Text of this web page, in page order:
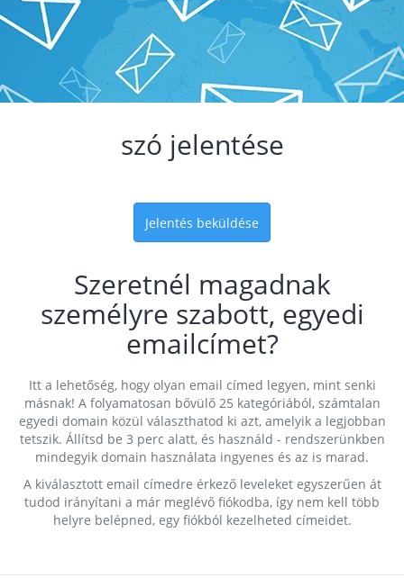
szó jelentése
Jelentés beküldése
Szeretnél magadnak
személyre szabott, egyedi
emailcímet?
Itt a lehetőség, hogy olyan email címed legyen, mint senki
másnak! A folyamatosan bővülő 25 kategóriából, számtalan
egyedi domain közül választhatod ki azt, amelyik a legjobban
tetszik. Állítsd be 3 perc alatt, és használd - rendszerünkben
mindegyik domain használata ingyenes és az is marad.
A kiválasztott email címedre érkező leveleket egyszerűen át
tudod irányítani a már meglévő fiókodba, így nem kell több
helyre belépned, egy fiókból kezelheted címeidet.